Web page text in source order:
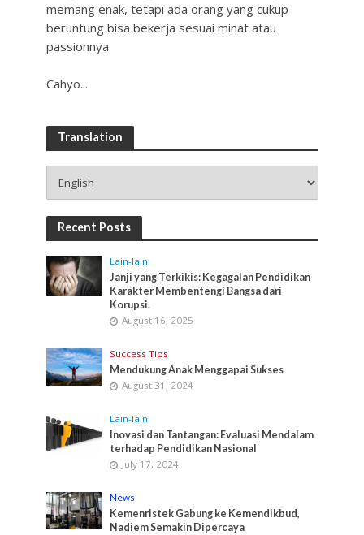
memang enak, tetapi ada orang yang cukup
beruntung bisa bekerja sesuai minat atau
passionnya.
Cahyo...
Translation
Recent Posts
Lain-lain
Janji yang Terkikis: Kegagalan Pendidikan
Karakter Membentengi Bangsa dari
Korupsi.
August 16, 2025
Success Tips
Mendukung Anak Menggapai Sukses
August 31, 2024
Lain-lain
Inovasi dan Tantangan: Evaluasi Mendalam
terhadap Pendidikan Nasional
July 17, 2024
News
Kemenristek Gabung ke Kemendikbud,
Nadiem Semakin Dipercaya